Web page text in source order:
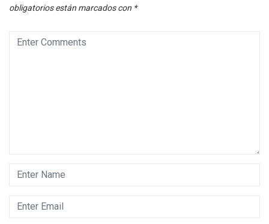
obligatorios están marcados con *